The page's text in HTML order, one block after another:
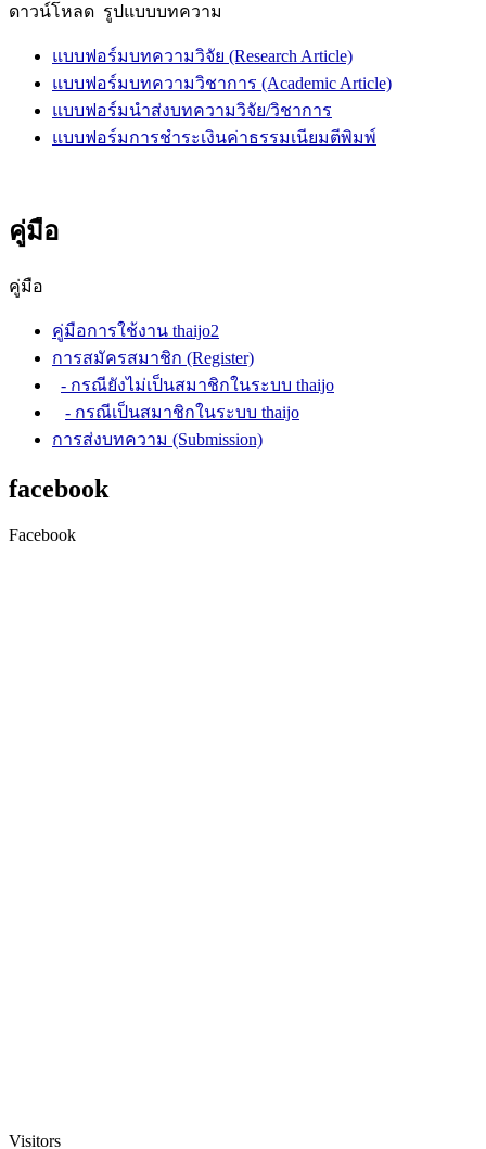
ดาวน์โหลด รูปแบบบทความ
แบบฟอร์มบทความวิจัย (Research Article)
แบบฟอร์มบทความวิชาการ (Academic Article)
แบบฟอร์มนำส่งบทความวิจัย/วิชาการ
แบบฟอร์มการชำระเงินค่าธรรมเนียมตีพิมพ์
คู่มือ
คู่มือ
คู่มือการใช้งาน thaijo2
การสมัครสมาชิก (Register)
- กรณียังไม่เป็นสมาชิกในระบบ thaijo
- กรณีเป็นสมาชิกในระบบ thaijo
การส่งบทความ (Submission)
facebook
Facebook
Visitors